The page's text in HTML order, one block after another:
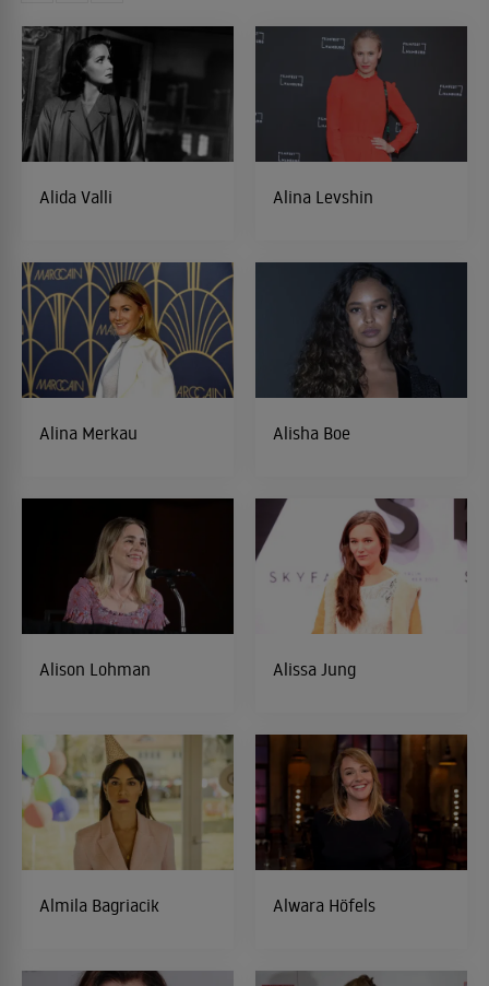
Alida Valli Alina Levshin
Alina Merkau Alisha Boe
Alison Lohman Alissa Jung
Almila Bagriacik Alwara Höfels